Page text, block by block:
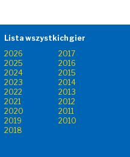
Lista wszystkich gier
2026
2017
2025
2016
2024
2015
2023
2014
2022
2013
2021
2012
2020
2011
2019
2010
2018